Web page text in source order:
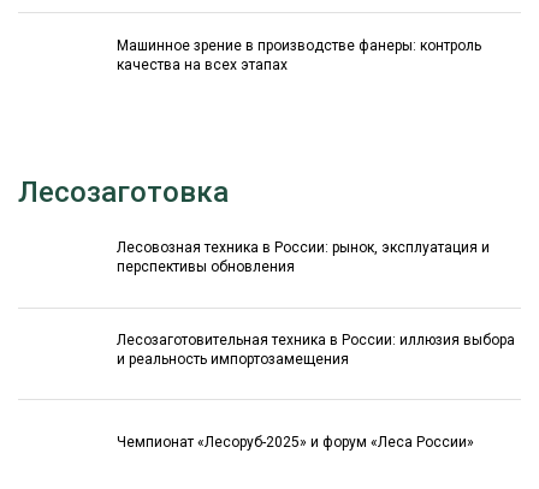
Машинное зрение в производстве фанеры: контроль
качества на всех этапах
Лесозаготовка
Лесовозная техника в России: рынок, эксплуатация и
перспективы обновления
Лесозаготовительная техника в России: иллюзия выбора
и реальность импортозамещения
Чемпионат «Лесоруб-2025» и форум «Леса России»